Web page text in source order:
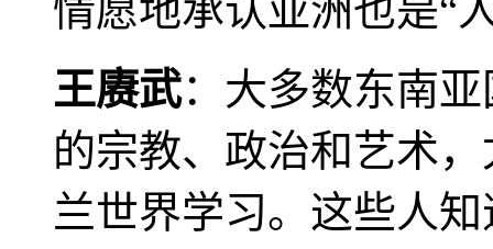
情愿地承认亚洲也是“
王赓武：大多数东南
的宗教、政治和艺术
兰世界学习。这些人